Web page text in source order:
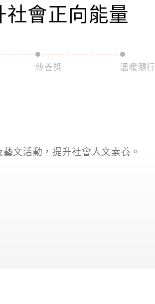
社會正向能量
傳善獎 溫暖隨行
專業能力，實踐善的循環。